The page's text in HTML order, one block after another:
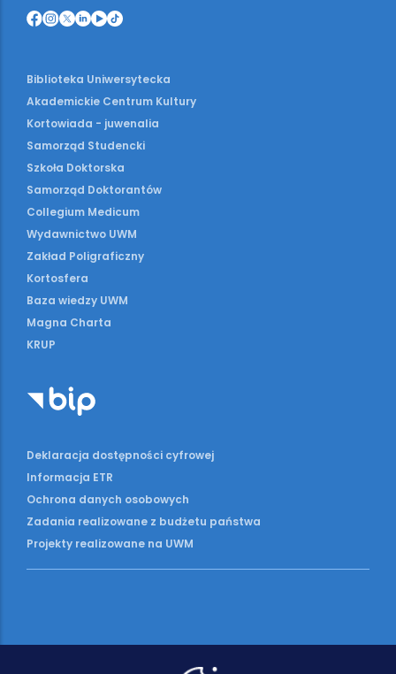
Biblioteka Uniwersytecka
Akademickie Centrum Kultury
Kortowiada - juwenalia
Samorząd Studencki
Szkoła Doktorska
Samorząd Doktorantów
Collegium Medicum
Wydawnictwo UWM
Zakład Poligraficzny
Kortosfera
Baza wiedzy UWM
Magna Charta
KRUP
Deklaracja dostępności cyfrowej
Informacja ETR
Ochrona danych osobowych
Zadania realizowane z budżetu państwa
Projekty realizowane na UWM